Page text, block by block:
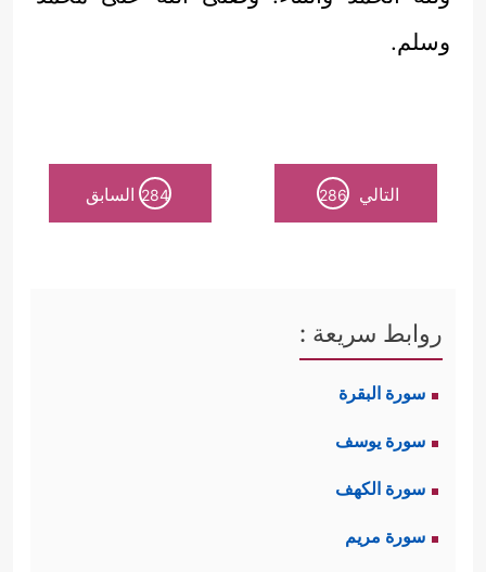
وسلم.
التالي 286
284 السابق
روابط سريعة :
سورة البقرة
سورة يوسف
سورة الكهف
سورة مريم